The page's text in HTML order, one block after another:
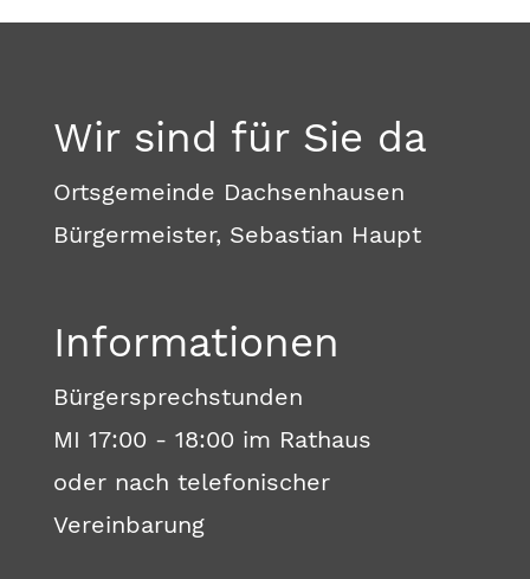
Wir sind für Sie da
Ortsgemeinde Dachsenhausen
Bürgermeister, Sebastian Haupt
Informationen
Bürgersprechstunden
MI 17:00 - 18:00 im Rathaus
oder nach telefonischer
Vereinbarung